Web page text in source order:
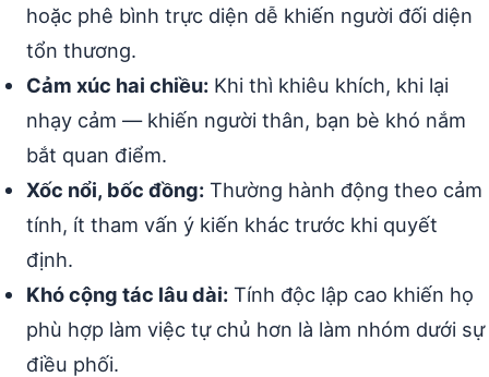
hoặc phê bình trực diện dễ khiến người đối diện
tổn thương.
Cảm xúc hai chiều: Khi thì khiêu khích, khi lại
nhạy cảm — khiến người thân, bạn bè khó nắm
bắt quan điểm.
Xốc nổi, bốc đồng: Thường hành động theo cảm
tính, ít tham vấn ý kiến khác trước khi quyết
định.
Khó cộng tác lâu dài: Tính độc lập cao khiến họ
phù hợp làm việc tự chủ hơn là làm nhóm dưới sự
điều phối.